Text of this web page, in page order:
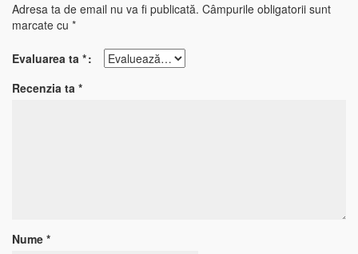
Adresa ta de email nu va fi publicată. Câmpurile obligatorii sunt
marcate cu *
Evaluarea ta *
Recenzia ta *
Nume *